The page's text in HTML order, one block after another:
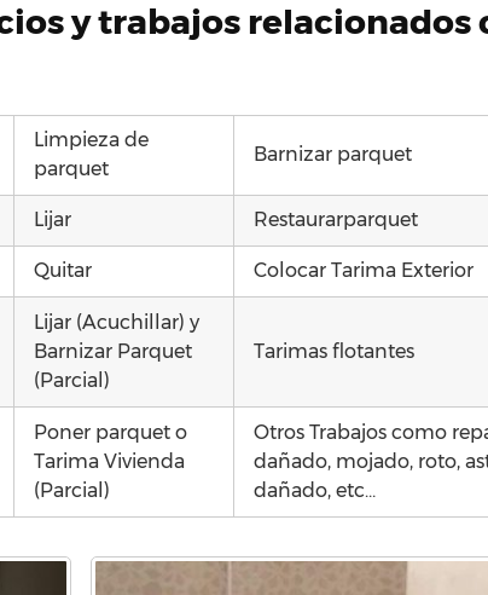
y trabajos relacionados
Limpieza de
parquet
Barnizar parquet
Lijar Restaurarparquet
Quitar Colocar Tarima Exterior
Lijar (Acuchillar) y
Barnizar Parquet
(Parcial)
Tarimas flotantes
Poner parquet o
Tarima Vivienda
(Parcial)
Otros Trabajos como
dañado, mojado, roto,
dañado, etc…